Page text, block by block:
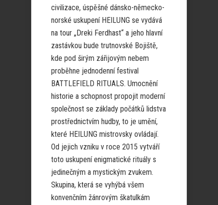
civilizace, úspěšné dánsko-německo-
norské uskupení HEILUNG se vydává
na tour „Dreki Ferdhast“ a jeho hlavní
zastávkou bude trutnovské Bojiště,
kde pod širým zářijovým nebem
proběhne jednodenní festival
BATTLEFIELD RITUALS. Umocnění
historie a schopnost propojit moderní
společnost se základy počátků lidstva
prostřednictvím hudby, to je umění,
které HEILUNG mistrovsky ovládají.
Od jejich vzniku v roce 2015 vytváří
toto uskupení enigmatické rituály s
jedinečným a mystickým zvukem.
Skupina, která se vyhýbá všem
konvenčním žánrovým škatulkám